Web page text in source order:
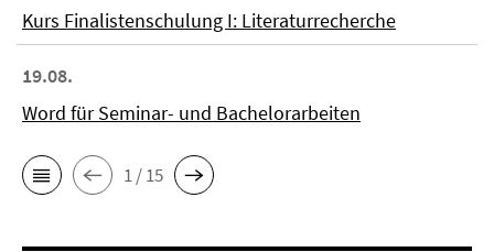
Kurs Finalistenschulung I: Literaturrecherche
19.08.
Word für Seminar- und Bachelorarbeiten
1 / 15